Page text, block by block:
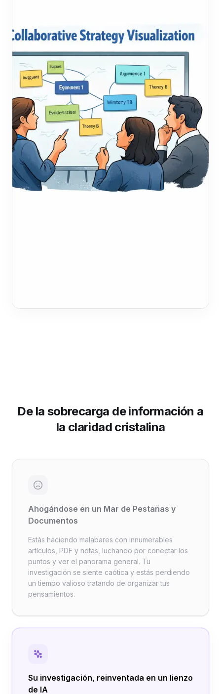
De la sobrecarga de información a
la claridad cristalina
Ahogándose en un Mar de Pestañas y
Documentos
Estás haciendo malabares con innumerables
artículos, PDF y notas, luchando por conectar los
puntos y ver el panorama general. Tu
investigación se siente caótica y estás perdiendo
un tiempo valioso tratando de organizar tus
pensamientos.
Su investigación, reinventada en un lienzo
de IA